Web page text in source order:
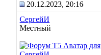
20.12.2023, 20:16
СергейИ
Местный